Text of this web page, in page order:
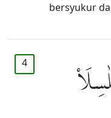
bersyukur
4